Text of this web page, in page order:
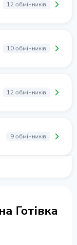
12 обмінників
10 обмінників
12 обмінників
9 обмінників
Готівка